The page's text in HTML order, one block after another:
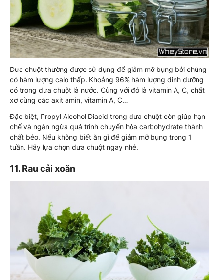
Dưa chuột thường được sử dụng để giảm mỡ bụng bởi chúng
có hàm lượng calo thấp. Khoảng 96% hàm lượng dinh dưỡng
có trong dưa chuột là nước. Cùng với đó là vitamin A, C, chất
xơ cùng các axit amin, vitamin A, C…
Đặc biệt, Propyl Alcohol Diacid trong dưa chuột còn giúp hạn
chế và ngăn ngừa quá trình chuyển hóa carbohydrate thành
chất béo. Nếu không biết ăn gì để giảm mỡ bụng trong 1
tuần. Hãy lựa chọn dưa chuột ngay nhé.
11. Rau cải xoăn